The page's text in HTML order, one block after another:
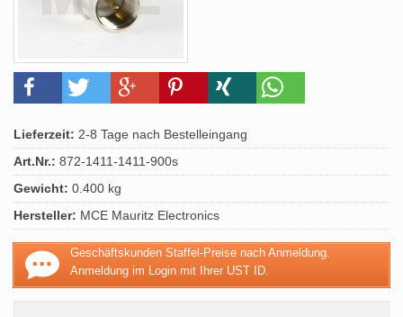
Lieferzeit: 2-8 Tage nach Bestelleingang
Art.Nr.: 872-1411-1411-900s
Gewicht: 0.400 kg
Hersteller: MCE Mauritz Electronics
Geschäftskunden Staffel-Preise nach Anmeldung.
Anmeldung im Login mit Ihrer UST ID.